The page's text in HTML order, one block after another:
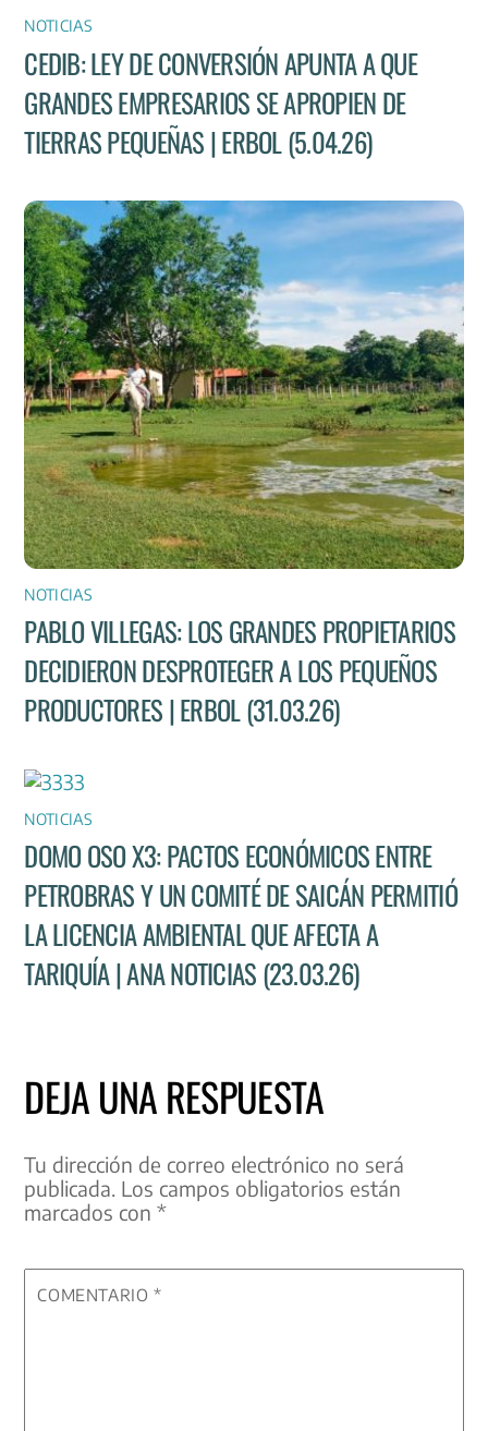
NOTICIAS
CEDIB: LEY DE CONVERSIÓN APUNTA A QUE
GRANDES EMPRESARIOS SE APROPIEN DE
TIERRAS PEQUEÑAS | ERBOL (5.04.26)
NOTICIAS
PABLO VILLEGAS: LOS GRANDES PROPIETARIOS
DECIDIERON DESPROTEGER A LOS PEQUEÑOS
PRODUCTORES | ERBOL (31.03.26)
NOTICIAS
DOMO OSO X3: PACTOS ECONÓMICOS ENTRE
PETROBRAS Y UN COMITÉ DE SAICÁN PERMITIÓ
LA LICENCIA AMBIENTAL QUE AFECTA A
TARIQUÍA | ANA NOTICIAS (23.03.26)
DEJA UNA RESPUESTA
Tu dirección de correo electrónico no será
publicada. Los campos obligatorios están
marcados con*
COMENTARIO*